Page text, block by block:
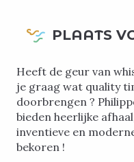
PLAATS
Heeft de geur van
je graag wat quality
doorbrengen ?
bieden heerlijke
inventieve en
bekoren !